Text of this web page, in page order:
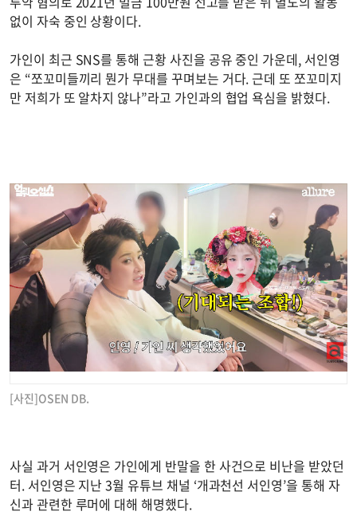
없이 자숙 중인 상황이다.
가인이 최근 SNS를 통해 근황 사진을 공유 중인 가운데, 서인영
은 “쪼꼬미들끼리 뭔가 무대를 꾸며보는 거다. 근데 또 쪼꼬미지
만 저희가 또 알차지 않나”라고 가인과의 협업 욕심을 밝혔다.
[사진]OSEN DB.
사실 과거 서인영은 가인에게 반말을 한 사건으로 비난을 받았던
터. 서인영은 지난 3월 유튜브 채널 ‘개과천선 서인영’을 통해 자
신과 관련한 루머에 대해 해명했다.